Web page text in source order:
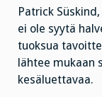
Patrick Süskind,
ei ole syytä
tuoksua
lähtee mukaan
kesäluettavaa.